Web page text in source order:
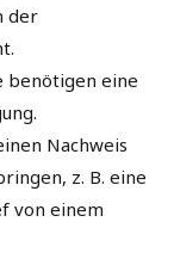
der
benötigen eine
Nachweis
z. B. eine
von einem